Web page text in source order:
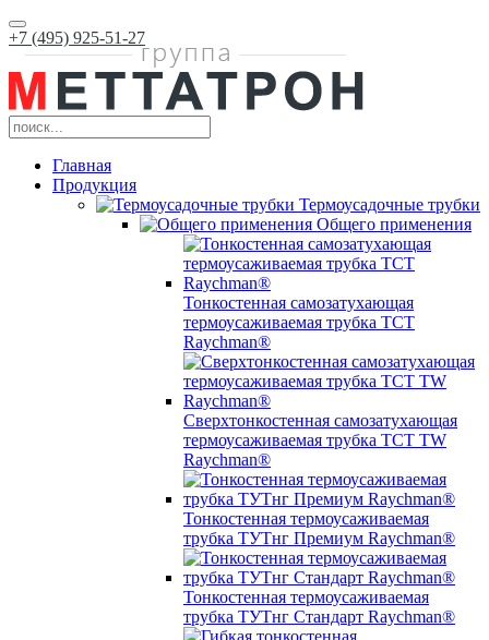
+7 (495) 925-51-27
Главная
Продукция
Термоусадочные трубки
Общего применения
Тонкостенная самозатухающая
термоусаживаемая трубка ТCT
Raychman®
Сверхтонкостенная самозатухающая
термоусаживаемая трубка ТCT TW
Raychman®
Тонкостенная термоусаживаемая
трубка ТУТнг Премиум Raychman®
Тонкостенная термоусаживаемая
трубка ТУТнг Стандарт Raychman®